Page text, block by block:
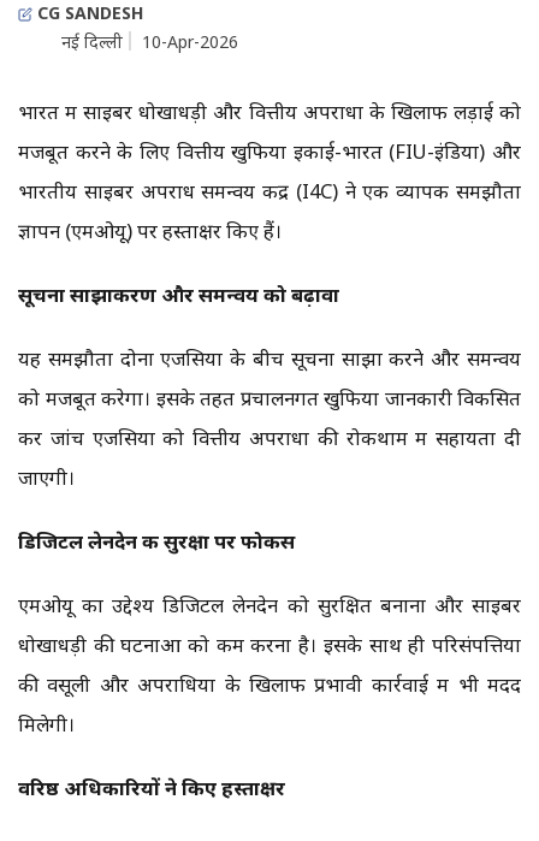
CG SANDESH
नई दिल्ली
10-Apr-2026
भारत में साइबर धोखाधड़ी और वित्तीय अपराधों के खिलाफ लड़ाई को
मजबूत करने के लिए वित्तीय खुफिया इकाई-भारत (FIU-इंडिया) और
भारतीय साइबर अपराध समन्वय केंद्र (I4C) ने एक व्यापक समझौता
ज्ञापन (एमओयू) पर हस्ताक्षर किए हैं।
सूचना साझाकरण और समन्वय को बढ़ावा
यह समझौता दोनों एजेंसियों के बीच सूचना साझा करने और समन्वय
को मजबूत करेगा। इसके तहत प्रचालनगत खुफिया जानकारी विकसित
कर जांच एजेंसियों को वित्तीय अपराधों की रोकथाम में सहायता दी
जाएगी।
डिजिटल लेनदेन की सुरक्षा पर फोकस
एमओयू का उद्देश्य डिजिटल लेनदेन को सुरक्षित बनाना और साइबर
धोखाधड़ी की घटनाओं को कम करना है। इसके साथ ही परिसंपत्तियों
की वसूली और अपराधियों के खिलाफ प्रभावी कार्रवाई में भी मदद
मिलेगी।
वरिष्ठ अधिकारियों ने किए हस्ताक्षर